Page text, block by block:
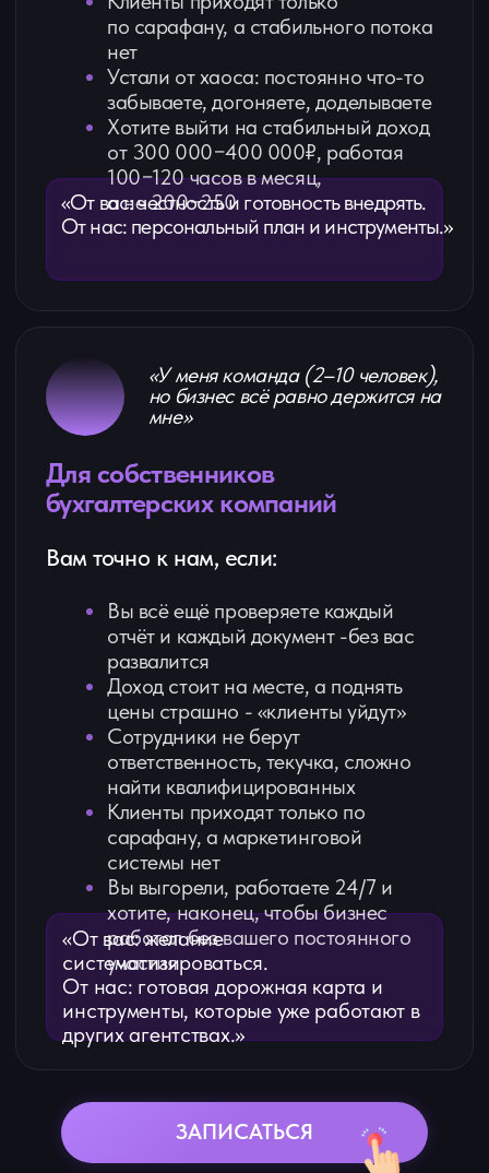
ЗАПИСАТЬСЯ
«От вас: желание
От нас: готовая дорожная карта и
Вы всё ещё проверяете каждый
отчёт и каждый документ -без вас
развалится
Доход стоит на месте, а поднять
цены страшно - «клиенты уйдут»
Сотрудники не берут
ответственность, текучка, сложно
найти квалифицированных
Клиенты приходят только по
сарафану, а маркетинговой
системы нет
Вы выгорели, работаете 24/7 и
хотите, наконец, чтобы бизнес
работал без вашего постоянного
на БУХРАЗБОРЕ?
Эксперт по систематизации и масштабированию
бухгалтерского бизнеса, основатель
образовательного клуба «Системный бухгалтер»
Мы не даём общих советов. Только разбор
Диагностику
вашей точки А
Увидите, где теряете деньги, время
и силы (цифры, а не ощущения)
Что именно мешает расти,
делегировать, поднимать цены
и выходить из операционки
Расчёт недозаработка
Поймёте, сколько вы могли бы
зарабатывать уже сейчас при
той же нагрузке